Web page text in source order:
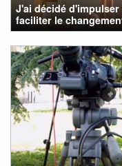
J'ai décidé
faciliter le